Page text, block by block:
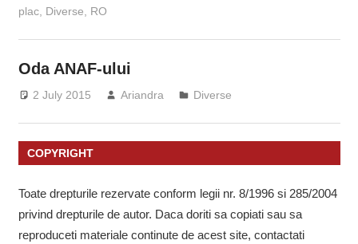
plac, Diverse, RO
Oda ANAF-ului
2 July 2015 Ariandra Diverse
COPYRIGHT
Toate drepturile rezervate conform legii nr. 8/1996 si 285/2004
privind drepturile de autor. Daca doriti sa copiati sau sa
reproduceti materiale continute de acest site, contactati